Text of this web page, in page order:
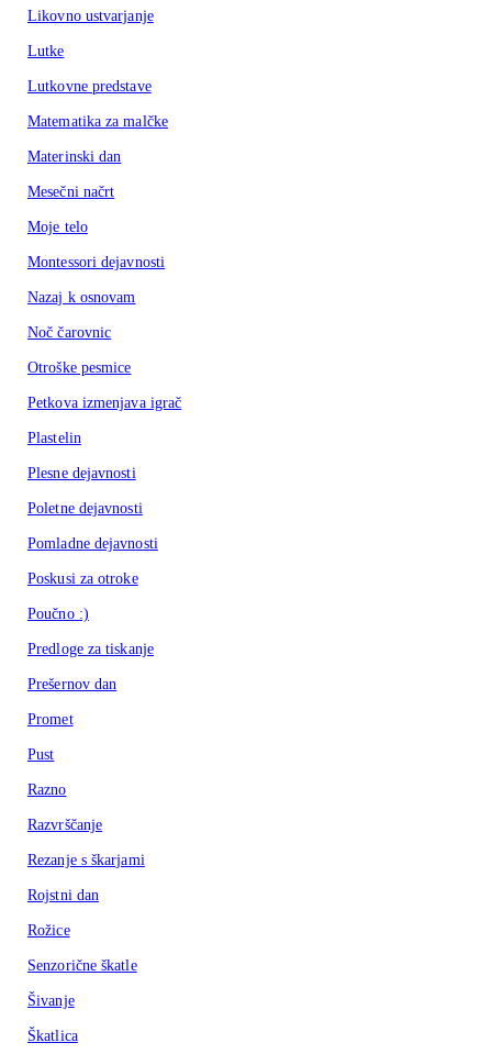
Likovno ustvarjanje
Lutke
Lutkovne predstave
Matematika za malčke
Materinski dan
Mesečni načrt
Moje telo
Montessori dejavnosti
Nazaj k osnovam
Noč čarovnic
Otroške pesmice
Petkova izmenjava igrač
Plastelin
Plesne dejavnosti
Poletne dejavnosti
Pomladne dejavnosti
Poskusi za otroke
Poučno :)
Predloge za tiskanje
Prešernov dan
Promet
Pust
Razno
Razvrščanje
Rezanje s škarjami
Rojstni dan
Rožice
Senzorične škatle
Šivanje
Škatlica